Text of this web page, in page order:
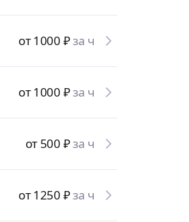
от 1000 ₽за ч
от 1000 ₽за ч
от 500 ₽за ч
от 1250 ₽за ч